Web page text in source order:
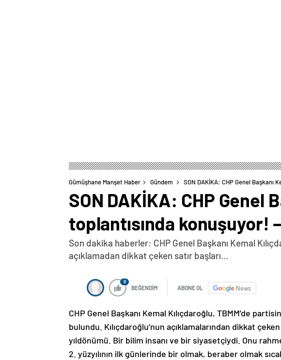
Gümüşhane Manşet Haber Gündem SON DAKİKA: CHP Genel Başkanı
SON DAKİKA: CHP Genel
toplantısında konuşuyor!
Son dakika haberler: CHP Genel Başkanı Kemal
açıklamadan dikkat çeken satır başları...
0
BEĞENDİM ABONE OL News
CHP Genel Başkanı Kemal Kılıçdaroğlu, TBMM’de
bulundu. Kılıçdaroğlu’nun açıklamalarından dikkat
yıldönümü. Bir bilim insanı ve bir siyasetçiydi. Onu
2. yüzyılının ilk günlerinde bir olmak, beraber olmak